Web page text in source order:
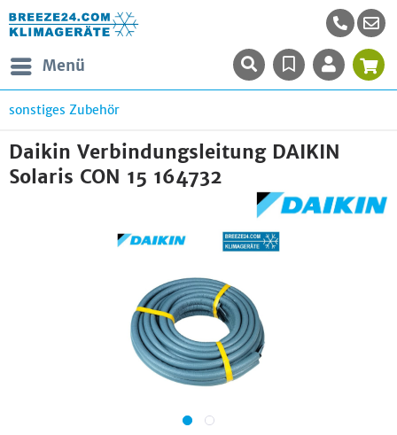
Menü
sonstiges Zubehör
Daikin Verbindungsleitung DAIKIN
Solaris CON 15 164732